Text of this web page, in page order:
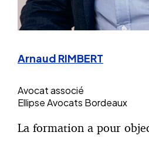
Arnaud RIMBERT
Avocat associé
Ellipse Avocats Bordeaux
La formation a pour